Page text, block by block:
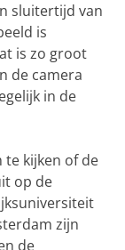
sluitertijd van
is
is zo groot
de camera
in de
te kijken of de
op de
zijn
de